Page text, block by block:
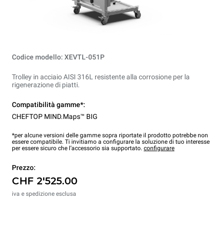
Codice modello: XEVTL-051P
Trolley in acciaio AISI 316L resistente alla corrosione per la
rigenerazione di piatti.
Compatibilità gamme*:
CHEFTOP MIND.Maps™ BIG
*per alcune versioni delle gamme sopra riportate il prodotto potrebbe non
essere compatibile. Ti invitiamo a configurare la soluzione di tuo interesse
per essere sicuro che l’accessorio sia supportato. configurare
Prezzo:
CHF 2'525.00
iva e spedizione esclusa